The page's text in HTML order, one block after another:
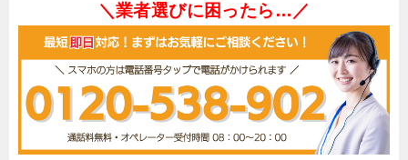
＼業者選びに困ったら…／